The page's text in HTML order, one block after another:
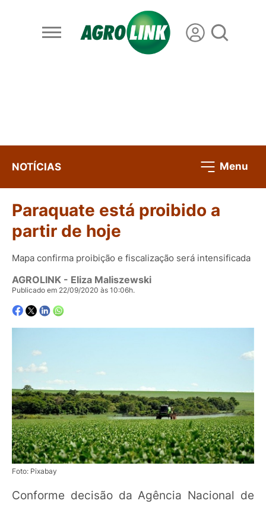
NOTÍCIAS Menu
Paraquate está proibido a
partir de hoje
Mapa confirma proibição e fiscalização será intensificada
AGROLINK - Eliza Maliszewski
Publicado em 22/09/2020 às 10:06h.
Foto: Pixabay
Conforme decisão da Agência Nacional de